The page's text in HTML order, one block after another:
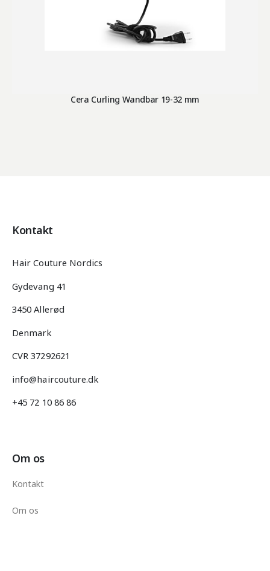
Cera Curling Wandbar 19-32 mm
Kontakt
Hair Couture Nordics
Gydevang 41
3450 Allerød
Denmark
CVR 37292621
info@haircouture.dk
+45 72 10 86 86
Om os
Kontakt
Om os